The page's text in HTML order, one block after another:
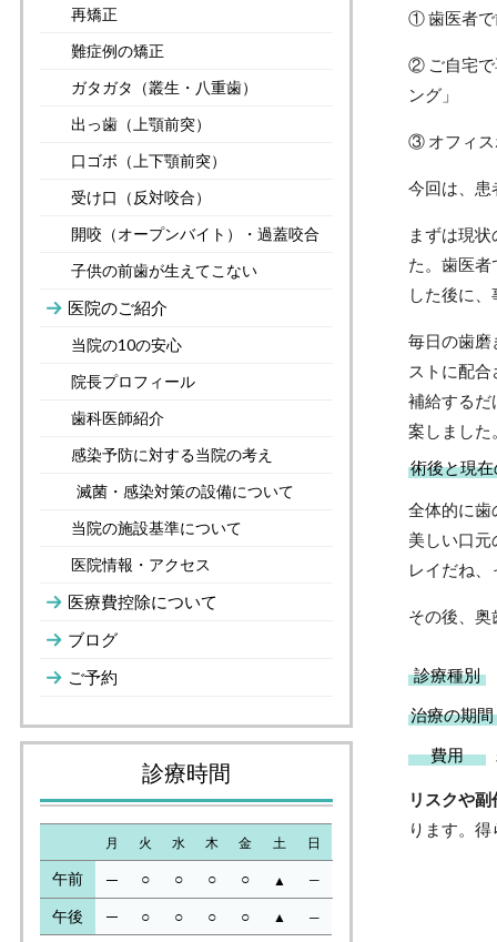
①歯医者
② ご自宅
ング」
③ オフィ
今回は、
まずは現
た。歯医
した後に
毎日の歯磨
ストに配
補給するだ
案しました
術後と現
全体的に歯
美しい口
レイだね
その後、
診療種別
治療の期
​費用
リスクや副
ります。
再矯正
難症例の矯正
ガタガタ（叢生・八重歯）
出っ歯（上顎前突）
口ゴボ（上下顎前突）
受け口（反対咬合）
開咬（オープンバイト）・過蓋咬合
子供の前歯が生えてこない
医院のご紹介
当院の10の安心
院長プロフィール
歯科医師紹介
感染予防に対する当院の考え
滅菌・感染対策の設備について
当院の施設基準について
医院情報・アクセス
医療費控除について
ブログ
ご予約
診療時間
月 火 水 木 金 土 日
午前 ─ ○ ○ ○ ○ ▲ ─
午後 ─ ○ ○ ○ ○ ▲ ─